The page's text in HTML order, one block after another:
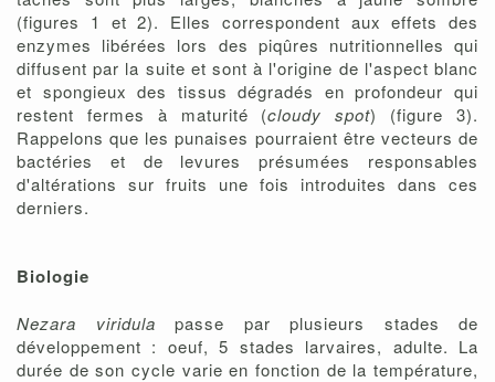
(figures 1 et 2). Elles correspondent aux effets des
enzymes libérées lors des piqûres nutritionnelles qui
diffusent par la suite et sont à l'origine de l'aspect blanc
et spongieux des tissus dégradés en profondeur qui
restent fermes à maturité (cloudy spot) (figure 3).
Rappelons que les punaises pourraient être vecteurs de
bactéries et de levures présumées responsables
d'altérations sur fruits une fois introduites dans ces
derniers.
Biologie
Nezara viridula passe par plusieurs stades de
développement : oeuf, 5 stades larvaires, adulte. La
durée de son cycle varie en fonction de la température,